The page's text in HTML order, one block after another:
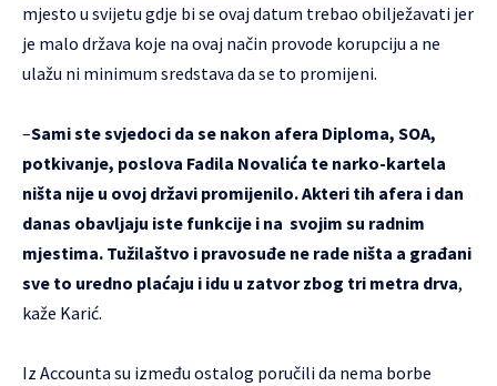
mjesto u svijetu gdje bi se ovaj datum trebao obilježavati jer
je malo država koje na ovaj način provode korupciju a ne
ulažu ni minimum sredstava da se to promijeni.
–Sami ste svjedoci da se nakon afera Diploma, SOA,
potkivanje, poslova Fadila Novalića te narko-kartela
ništa nije u ovoj državi promijenilo. Akteri tih afera i dan
danas obavljaju iste funkcije i na svojim su radnim
mjestima. Tužilaštvo i pravosuđe ne rade ništa a građani
sve to uredno plaćaju i idu u zatvor zbog tri metra drva,
kaže Karić.
Iz Accounta su između ostalog poručili da nema borbe